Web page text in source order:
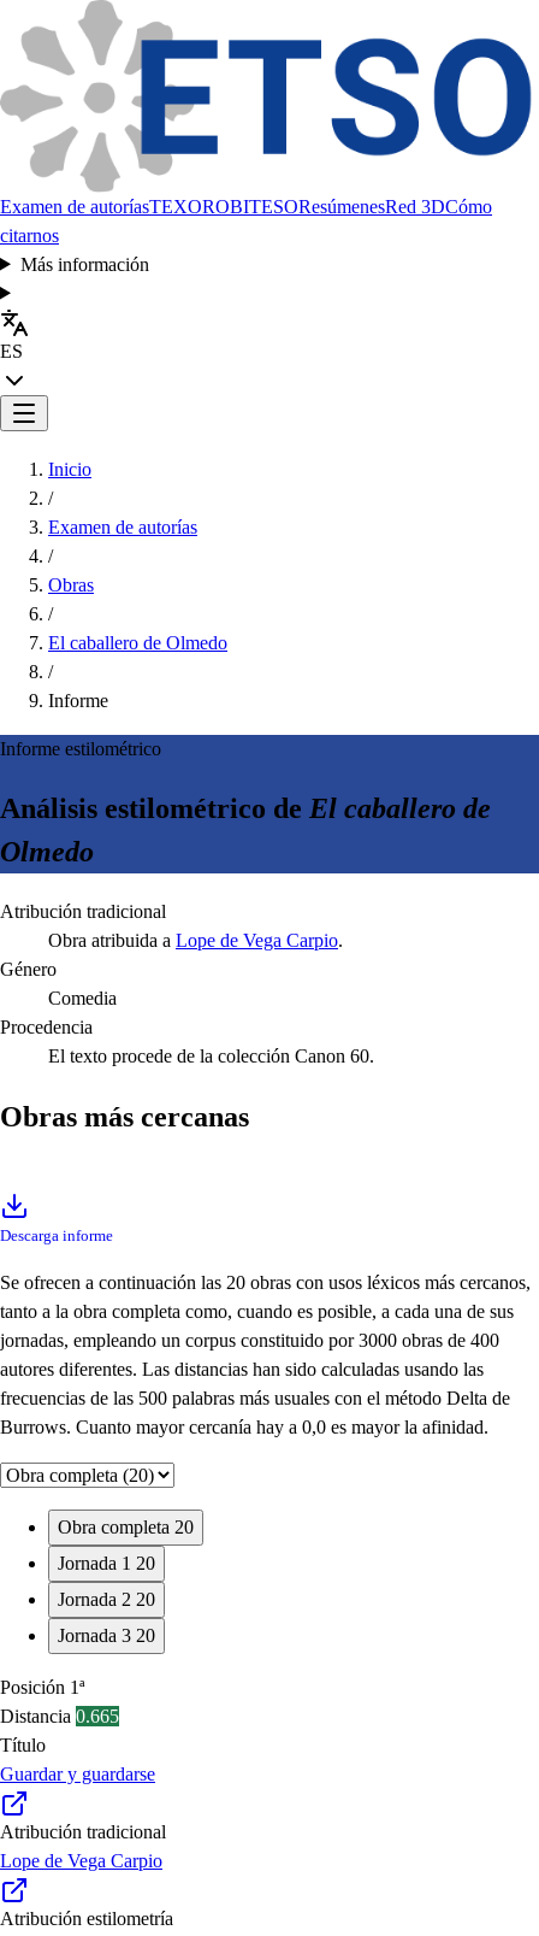
Examen de autoríasTEXOROBITESOResúmenesRed 3DCómo
citarnos
Más información
ES
Inicio
/
Examen de autorías
/
Obras
/
El caballero de Olmedo
/
Informe
Informe estilométrico
Análisis estilométrico de El caballero de
Olmedo
Atribución tradicional
Obra atribuida a Lope de Vega Carpio.
Género
Comedia
Procedencia
El texto procede de la colección Canon 60.
Obras más cercanas
Descarga informe
Se ofrecen a continuación las 20 obras con usos léxicos más cercanos,
tanto a la obra completa como, cuando es posible, a cada una de sus
jornadas, empleando un corpus constituido por 3000 obras de 400
autores diferentes. Las distancias han sido calculadas usando las
frecuencias de las 500 palabras más usuales con el método Delta de
Burrows. Cuanto mayor cercanía hay a 0,0 es mayor la afinidad.
Obra completa 20
Jornada 1 20
Jornada 2 20
Jornada 3 20
Posición 1ª
Distancia 0.665
Título
Guardar y guardarse
Atribución tradicional
Lope de Vega Carpio
Atribución estilometría